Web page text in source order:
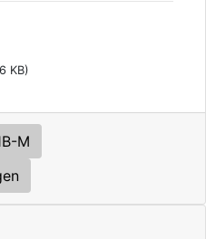
KB)
M